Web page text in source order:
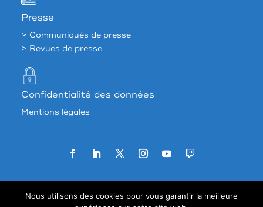
Presse
> Communiqués de presse
> Revues de presse
Confidentialité des données
Mentions légales
Agence web: 33 francs
Nous utilisons des cookies pour vous garantir la meilleure